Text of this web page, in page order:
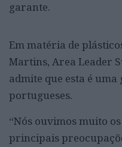
garante.
Em matéria de
Martins, Area Leader
admite que esta é
portugueses.
“Nós ouvimos muito
principais